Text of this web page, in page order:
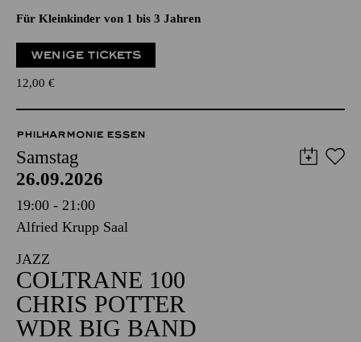
Für Kleinkinder von 1 bis 3 Jahren
WENIGE TICKETS
12,00 €
PHILHARMONIE ESSEN
Samstag
26.09.2026
19:00 - 21:00
Alfried Krupp Saal
JAZZ
COLTRANE 100
CHRIS POTTER
WDR BIG BAND